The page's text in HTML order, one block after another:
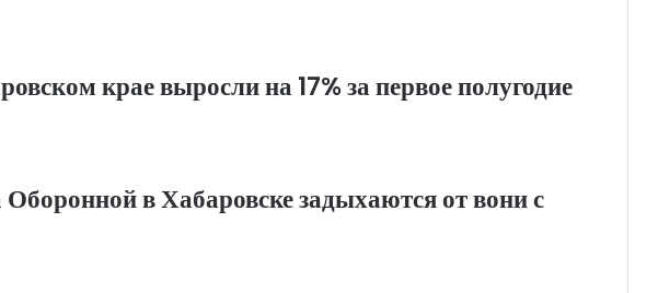
крае выросли на 17% за первое полугодие
в Хабаровске задыхаются от вони с